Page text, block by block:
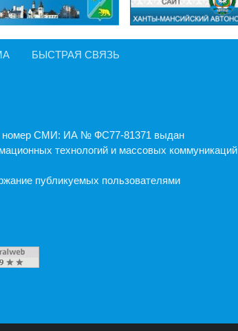
БЫСТРАЯ СВЯЗЬ
номер СМИ: ИА № ФС77-81371 выдан
технологий и массовых коммуникаций
публикуемых пользователями